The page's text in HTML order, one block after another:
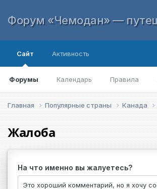
Форум «Чемодан» —
Сайт
Форумы Календарь Правила
Активность
Главная Популярные страны Канада
Жалоба
На что именно вы жалуетесь?